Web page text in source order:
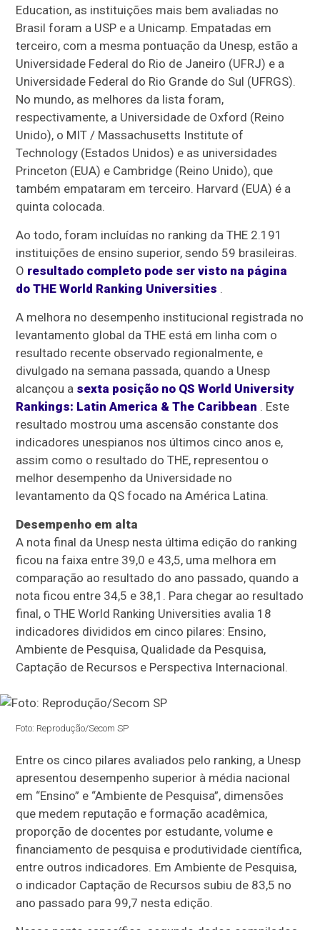
Education, as instituições mais bem avaliadas no
Brasil foram a USP e a Unicamp. Empatadas em
terceiro, com a mesma pontuação da Unesp, estão a
Universidade Federal do Rio de Janeiro (UFRJ) e a
Universidade Federal do Rio Grande do Sul (UFRGS).
No mundo, as melhores da lista foram,
respectivamente, a Universidade de Oxford (Reino
Unido), o MIT / Massachusetts Institute of
Technology (Estados Unidos) e as universidades
Princeton (EUA) e Cambridge (Reino Unido), que
também empataram em terceiro. Harvard (EUA) é a
quinta colocada.
Ao todo, foram incluídas no ranking da THE 2.191
instituições de ensino superior, sendo 59 brasileiras.
O resultado completo pode ser visto na página
do THE World Ranking Universities .
A melhora no desempenho institucional registrada no
levantamento global da THE está em linha com o
resultado recente observado regionalmente, e
divulgado na semana passada, quando a Unesp
alcançou a sexta posição no QS World University
Rankings: Latin America & The Caribbean . Este
resultado mostrou uma ascensão constante dos
indicadores unespianos nos últimos cinco anos e,
assim como o resultado do THE, representou o
melhor desempenho da Universidade no
levantamento da QS focado na América Latina.
Desempenho em alta
A nota final da Unesp nesta última edição do ranking
ficou na faixa entre 39,0 e 43,5, uma melhora em
comparação ao resultado do ano passado, quando a
nota ficou entre 34,5 e 38,1. Para chegar ao resultado
final, o THE World Ranking Universities avalia 18
indicadores divididos em cinco pilares: Ensino,
Ambiente de Pesquisa, Qualidade da Pesquisa,
Captação de Recursos e Perspectiva Internacional.
Foto: Reprodução/Secom SP
Entre os cinco pilares avaliados pelo ranking, a Unesp
apresentou desempenho superior à média nacional
em “Ensino” e “Ambiente de Pesquisa”, dimensões
que medem reputação e formação acadêmica,
proporção de docentes por estudante, volume e
financiamento de pesquisa e produtividade científica,
entre outros indicadores. Em Ambiente de Pesquisa,
o indicador Captação de Recursos subiu de 83,5 no
ano passado para 99,7 nesta edição.